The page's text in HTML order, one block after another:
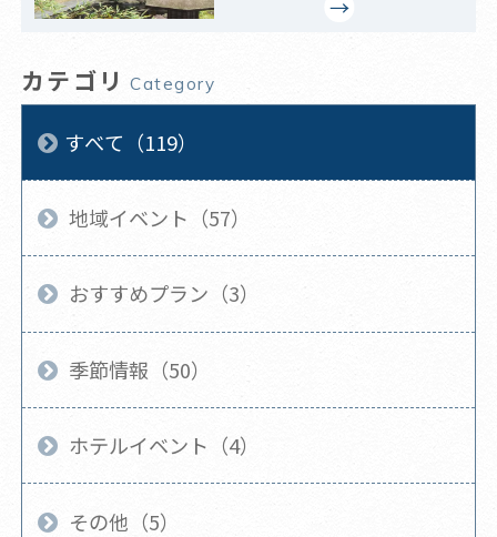
カテゴリ Category
すべて（119）
地域イベント（57）
おすすめプラン（3）
季節情報（50）
ホテルイベント（4）
その他（5）